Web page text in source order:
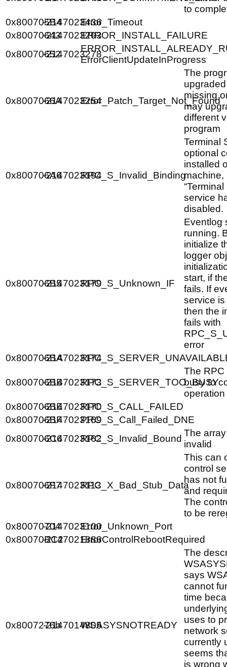
to
0x800705B4-2147023436Error_Timeout
0x80070643-2147023293ERROR_INSTALL_FAILURE
0x80070652-2147023278
ErrorClientUpdateInProgress
0x8007066A-2147023254Error_Patch_Target_Not_Found
The
missing
may
different
program
0x800706A6-2147023194RPC_S_Invalid_Binding
Terminal
optional
installed
machine,
service
disabled.
0x800706B5-2147023179RPC_S_Unknown_IF
Eventlog
running.
initialize
logger
start, if
fails. If
service
then the
fails with
error
0x800706BA-2147023174
0x800706BB-2147023173RPC_S_SERVER_TOO_BUSY
The RPC
busy to
operation
0x800706BE-2147023170RPC_S_CALL_FAILED
0x800706BF-2147023169PRC_S_Call_Failed_DNE
0x800706C6-2147023162RPC_S_Invalid_Bound
The
invalid
0x800706F7-2147023113RPC_X_Bad_Stub_Data
This can
control
has not
and
The
to be
0x80070704-2147023100Error_Unknown_Port
0x80070BC2-2147021886ErrorControlRebootRequired
0x8007276b-2147014805WSASYSNOTREADY
The
says
cannot
time
uses to
network
currently
seems
is wrong